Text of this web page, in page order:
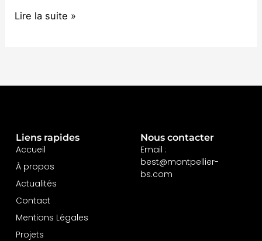
Lire la suite »
Liens rapides
Accueil
À propos
Actualités
Contact
Mentions Légales
Projets
Nous contacter
Email :
best@montpellier-
bs.com